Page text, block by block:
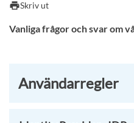
printSkriv ut
Vanliga frågor och svar om
Användarregler